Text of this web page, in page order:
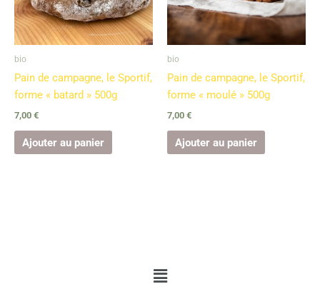
bio
Pain de campagne, le Sportif,
forme « batard » 500g
7,00 €
Ajouter au panier
bio
Pain de campagne, le Sportif,
forme « moulé » 500g
7,00 €
Ajouter au panier
Menu